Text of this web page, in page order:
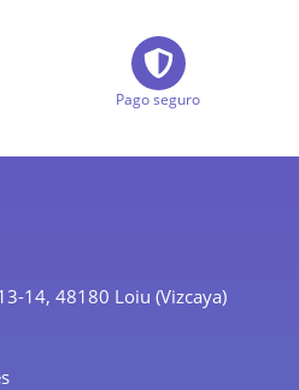
Pago seguro
14, 48180 Loiu (Vizcaya)